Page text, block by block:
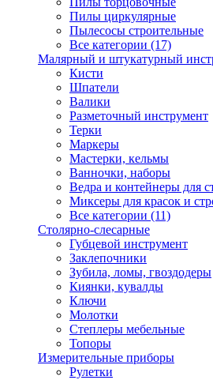
Пилы циркулярные
Пылесосы строительные
Все категории (17)
Малярный и штукатурный
Кисти
Шпатели
Валики
Разметочный инструмент
Терки
Маркеры
Мастерки, кельмы
Ванночки, наборы
Ведра и контейнеры для
Миксеры для красок и
Все категории (11)
Столярно-слесарные
Губцевой инструмент
Заклепочники
Зубила, ломы, гвоздодеры
Киянки, кувалды
Ключи
Молотки
Степлеры мебельные
Топоры
Измерительные приборы
Рулетки